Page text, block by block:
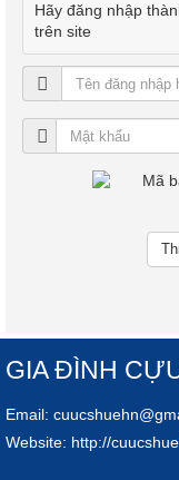
Hãy đăng nhập
trên site
GIA ĐÌNH
Email:
Website: http://